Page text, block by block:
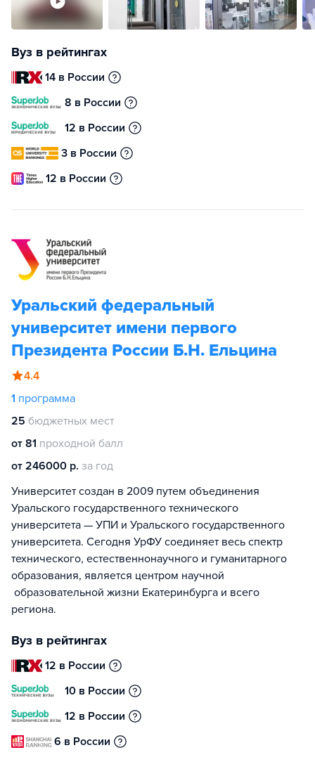
Вуз в рейтингах
14 в России
8 в России
12 в России
3 в России
12 в России
Уральский федеральный
университет имени первого
Президента России Б.Н. Ельцина
4.4
1 программа
25 бюджетных мест
от 81 проходной балл
от 246000 р. за год
Университет создан в 2009 путем объединения
Уральского государственного технического
университета — УПИ и Уральского государственного
университета. Сегодня УрФУ соединяет весь спектр
технического, естественнонаучного и гуманитарного
образования, является центром научной
образовательной жизни Екатеринбурга и всего
региона.
Вуз в рейтингах
12 в России
10 в России
12 в России
6 в России